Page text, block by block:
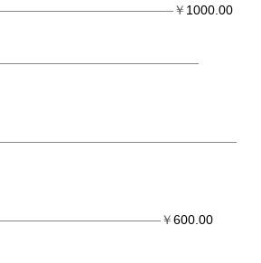
￥ 1000.00
￥600.00